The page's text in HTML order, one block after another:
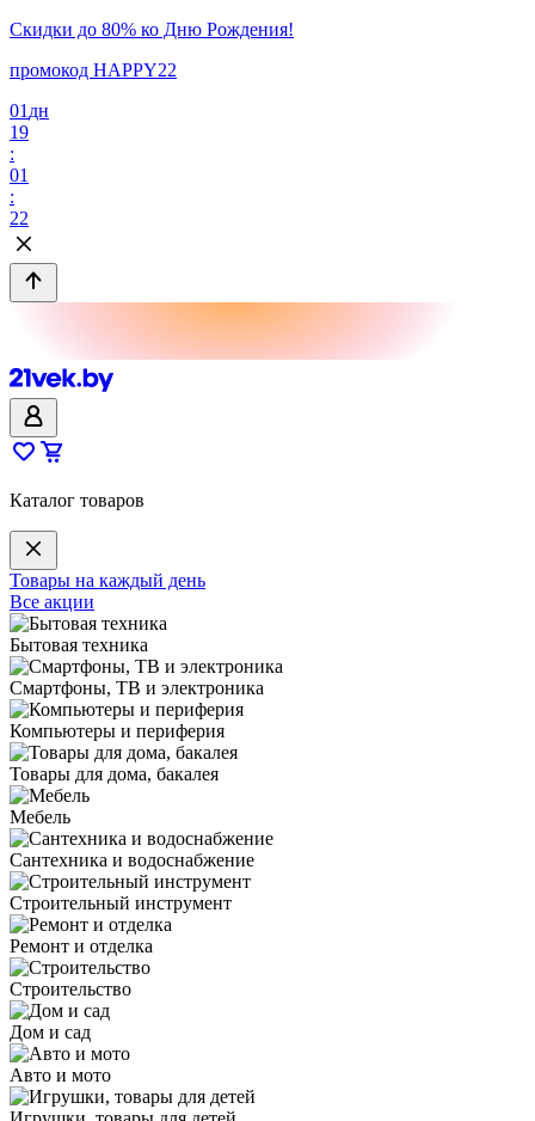
Скидки до 80% ко Дню Рождения!
промокод HAPPY22
01 дн
19
:
01
:
22
Каталог товаров
Товары на каждый день
Все акции
Бытовая техника
Смартфоны, ТВ и электроника
Компьютеры и периферия
Товары для дома, бакалея
Мебель
Сантехника и водоснабжение
Строительный инструмент
Ремонт и отделка
Строительство
Дом и сад
Авто и мото